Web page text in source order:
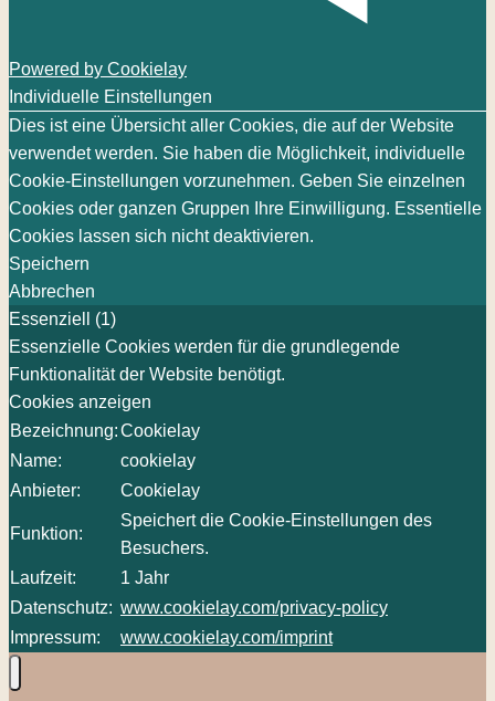
Powered by Cookielay
Individuelle Einstellungen
Dies ist eine Übersicht aller Cookies, die auf der Website
verwendet werden. Sie haben die Möglichkeit, individuelle
Cookie-Einstellungen vorzunehmen. Geben Sie einzelnen
Cookies oder ganzen Gruppen Ihre Einwilligung. Essentielle
Cookies lassen sich nicht deaktivieren.
Speichern
Abbrechen
Essenziell (1)
Essenzielle Cookies werden für die grundlegende
Funktionalität der Website benötigt.
Cookies anzeigen
Bezeichnung:Cookielay
Name:
cookielay
Anbieter:
Cookielay
Funktion:
Speichert die Cookie-Einstellungen des
Besuchers.
Laufzeit:
1 Jahr
Datenschutz: www.cookielay.com/privacy-policy
Impressum:
www.cookielay.com/imprint